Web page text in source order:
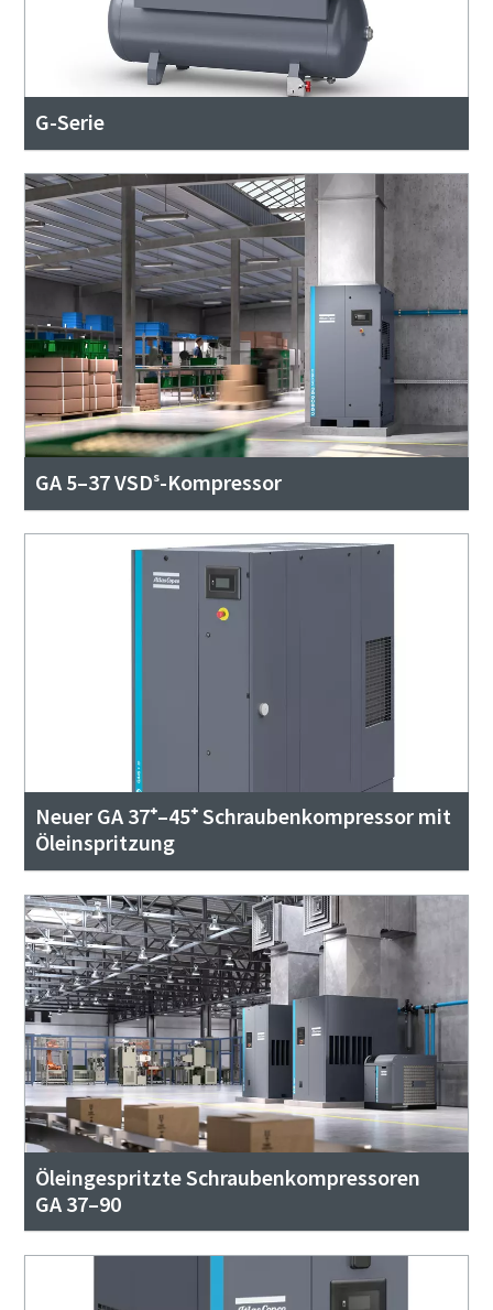
G-Serie
GA 5–37 VSDˢ-Kompressor
Neuer GA 37⁺–45⁺ Schraubenkompressor mit
Öleinspritzung
Öleingespritzte Schraubenkompressoren
GA 37–90